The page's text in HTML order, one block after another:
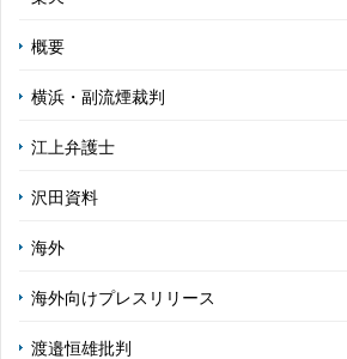
概要
横浜・副流煙裁判
江上弁護士
沢田資料
海外
海外向けプレスリリース
渡邉恒雄批判